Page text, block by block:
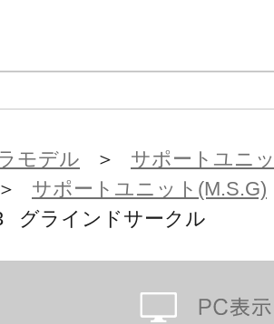
（シルバー成型）
（無色クリアー成型）
パーツ
モデル ＞ サポートユニ
サポートユニット(M.S.G)
グラインドサークル